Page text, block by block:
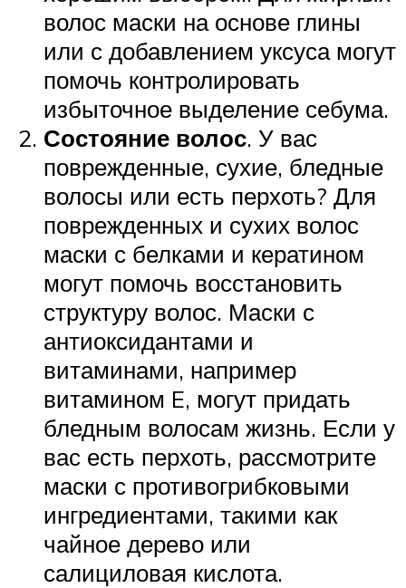
волос маски на основе глины
или с добавлением уксуса могут
помочь контролировать
избыточное выделение себума.
Состояние волос. У вас
поврежденные, сухие, бледные
волосы или есть перхоть? Для
поврежденных и сухих волос
маски с белками и кератином
могут помочь восстановить
структуру волос. Маски с
антиоксидантами и
витаминами, например
витамином E, могут придать
бледным волосам жизнь. Если у
вас есть перхоть, рассмотрите
маски с противогрибковыми
ингредиентами, такими как
чайное дерево или
салициловая кислота.